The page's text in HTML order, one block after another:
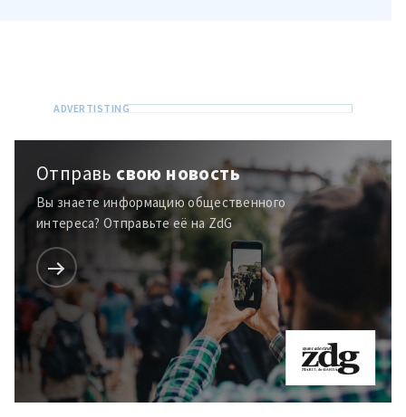
Отправь свою новость
Вы знаете информацию общественного
интереса? Отправьте её на ZdG